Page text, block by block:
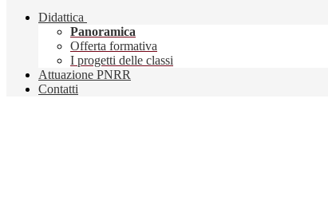
Didattica
Panoramica
Offerta formativa
I progetti delle classi
Attuazione PNRR
Contatti